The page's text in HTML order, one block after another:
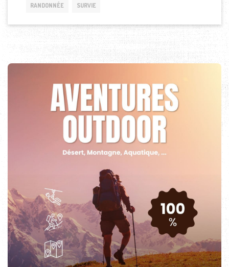
RANDONNÉE SURVIE